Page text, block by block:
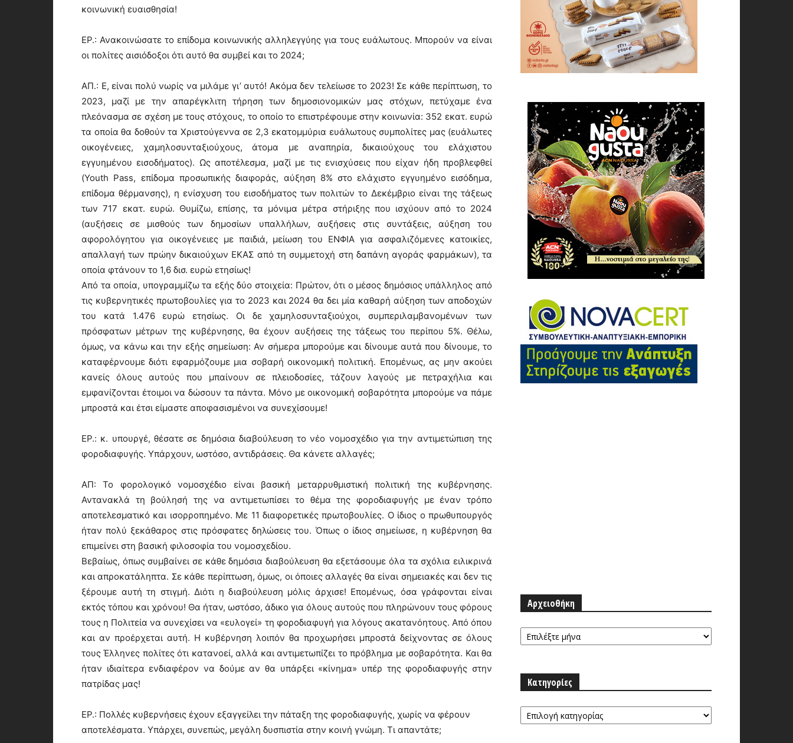
κοινωνική ευαισθησία!
ΕΡ.: Ανακοινώσατε το επίδομα κοινωνικής αλληλεγγύης για τους ευάλωτους. Μπορούν να είναι
οι πολίτες αισιόδοξοι ότι αυτό θα συμβεί και το 2024;
ΑΠ.: Ε, είναι πολύ νωρίς να μιλάμε γι’ αυτό! Ακόμα δεν τελείωσε το 2023! Σε κάθε περίπτωση, το
2023, μαζί με την απαρέγκλιτη τήρηση των δημοσιονομικών μας στόχων, πετύχαμε ένα
πλεόνασμα σε σχέση με τους στόχους, το οποίο το επιστρέφουμε στην κοινωνία: 352 εκατ. ευρώ
τα οποία θα δοθούν τα Χριστούγεννα σε 2,3 εκατομμύρια ευάλωτους συμπολίτες μας (ευάλωτες
οικογένειες, χαμηλοσυνταξιούχους, άτομα με αναπηρία, δικαιούχους του ελάχιστου
εγγυημένου εισοδήματος). Ως αποτέλεσμα, μαζί με τις ενισχύσεις που είχαν ήδη προβλεφθεί
(Youth Pass, επίδομα προσωπικής διαφοράς, αύξηση 8% στο ελάχιστο εγγυημένο εισόδημα,
επίδομα θέρμανσης), η ενίσχυση του εισοδήματος των πολιτών το Δεκέμβριο είναι της τάξεως
των 717 εκατ. ευρώ. Θυμίζω, επίσης, τα μόνιμα μέτρα στήριξης που ισχύουν από το 2024
(αυξήσεις σε μισθούς των δημοσίων υπαλλήλων, αυξήσεις στις συντάξεις, αύξηση του
αφορολόγητου για οικογένειες με παιδιά, μείωση του ΕΝΦΙΑ για ασφαλιζόμενες κατοικίες,
απαλλαγή των πρώην δικαιούχων ΕΚΑΣ από τη συμμετοχή στη δαπάνη αγοράς φαρμάκων), τα
οποία φτάνουν το 1,6 δισ. ευρώ ετησίως!
Από τα οποία, υπογραμμίζω τα εξής δύο στοιχεία: Πρώτον, ότι ο μέσος δημόσιος υπάλληλος από
τις κυβερνητικές πρωτοβουλίες για το 2023 και 2024 θα δει μία καθαρή αύξηση των αποδοχών
του κατά 1.476 ευρώ ετησίως. Οι δε χαμηλοσυνταξιούχοι, συμπεριλαμβανομένων των
πρόσφατων μέτρων της κυβέρνησης, θα έχουν αυξήσεις της τάξεως του περίπου 5%. Θέλω,
όμως, να κάνω και την εξής σημείωση: Αν σήμερα μπορούμε και δίνουμε αυτά που δίνουμε, το
καταφέρνουμε διότι εφαρμόζουμε μια σοβαρή οικονομική πολιτική. Επομένως, ας μην ακούει
κανείς όλους αυτούς που μπαίνουν σε πλειοδοσίες, τάζουν λαγούς με πετραχήλια και
εμφανίζονται έτοιμοι να δώσουν τα πάντα. Μόνο με οικονομική σοβαρότητα μπορούμε να πάμε
μπροστά και έτσι είμαστε αποφασισμένοι να συνεχίσουμε!
ΕΡ.: κ. υπουργέ, θέσατε σε δημόσια διαβούλευση το νέο νομοσχέδιο για την αντιμετώπιση της
φοροδιαφυγής. Υπάρχουν, ωστόσο, αντιδράσεις. Θα κάνετε αλλαγές;
ΑΠ: Το φορολογικό νομοσχέδιο είναι βασική μεταρρυθμιστική πολιτική της κυβέρνησης.
Αντανακλά τη βούλησή της να αντιμετωπίσει το θέμα της φοροδιαφυγής με έναν τρόπο
αποτελεσματικό και ισορροπημένο. Με 11 διαφορετικές πρωτοβουλίες. Ο ίδιος ο πρωθυπουργός
ήταν πολύ ξεκάθαρος στις πρόσφατες δηλώσεις του. Όπως ο ίδιος σημείωσε, η κυβέρνηση θα
επιμείνει στη βασική φιλοσοφία του νομοσχεδίου.
Βεβαίως, όπως συμβαίνει σε κάθε δημόσια διαβούλευση θα εξετάσουμε όλα τα σχόλια ειλικρινά
και απροκατάληπτα. Σε κάθε περίπτωση, όμως, οι όποιες αλλαγές θα είναι σημειακές και δεν τις
ξέρουμε αυτή τη στιγμή. Διότι η διαβούλευση μόλις άρχισε! Επομένως, όσα γράφονται είναι
εκτός τόπου και χρόνου! Θα ήταν, ωστόσο, άδικο για όλους αυτούς που πληρώνουν τους φόρους
τους η Πολιτεία να συνεχίσει να «ευλογεί» τη φοροδιαφυγή για λόγους ακατανόητους. Από όπου
και αν προέρχεται αυτή. Η κυβέρνηση λοιπόν θα προχωρήσει μπροστά δείχνοντας σε όλους
τους Έλληνες πολίτες ότι κατανοεί, αλλά και αντιμετωπίζει το πρόβλημα με σοβαρότητα. Και θα
ήταν ιδιαίτερα ενδιαφέρον να δούμε αν θα υπάρξει «κίνημα» υπέρ της φοροδιαφυγής στην
πατρίδας μας!
ΕΡ.: Πολλές κυβερνήσεις έχουν εξαγγείλει την πάταξη της φοροδιαφυγής, χωρίς να φέρουν
αποτελέσματα. Υπάρχει, συνεπώς, μεγάλη δυσπιστία στην κοινή γνώμη. Τι απαντάτε;
Αρχειοθήκη
Αρχειοθήκη
Κατηγορίες
Κατηγορίες